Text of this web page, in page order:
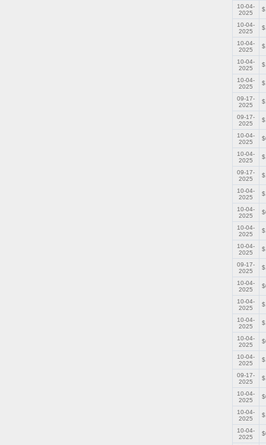
10-04-
2025
10-04-
2025
10-04-
2025
10-04-
2025
10-04-
2025
09-17-
2025
09-17-
2025
10-04-
2025
10-04-
2025
09-17-
2025
10-04-
2025
10-04-
2025
10-04-
2025
10-04-
2025
09-17-
2025
10-04-
2025
10-04-
2025
10-04-
2025
10-04-
2025
10-04-
2025
09-17-
2025
10-04-
2025
10-04-
2025
10-04-
2025